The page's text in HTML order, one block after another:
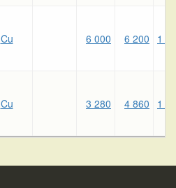
Cu 6 000 6 200 1
Cu 3 280 4 860 1